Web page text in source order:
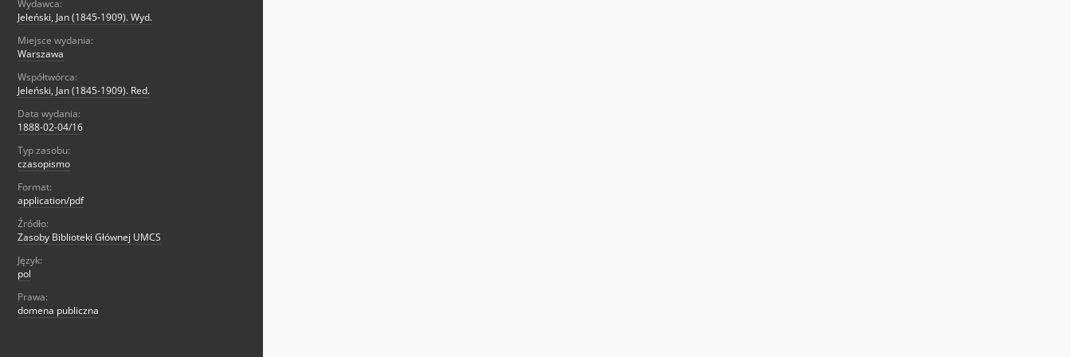
Wydawca:
Jeleński, Jan (1845-1909). Wyd.
Miejsce wydania:
Warszawa
Współtwórca:
Jeleński, Jan (1845-1909). Red.
Data wydania:
1888-02-04/16
Typ zasobu:
czasopismo
Format:
application/pdf
Źródło:
Zasoby Biblioteki Głównej UMCS
Język:
pol
Prawa:
domena publiczna